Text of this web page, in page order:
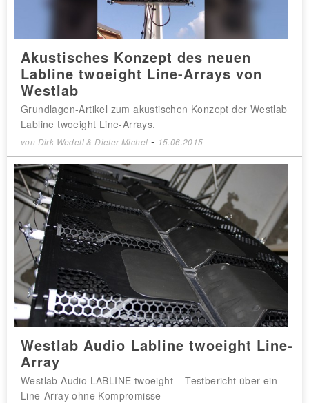
Akustisches Konzept des neuen
Labline twoeight Line-Arrays von
Westlab
Grundlagen-Artikel zum akustischen Konzept der Westlab
Labline twoeight Line-Arrays.
von Dirk Wedell & Dieter Michel - 15.06.2015
Westlab Audio Labline twoeight Line-
Array
Westlab Audio LABLINE twoeight – Testbericht über ein
Line-Array ohne Kompromisse